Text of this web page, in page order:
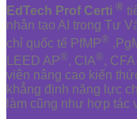
EdTech Prof Certi ®
nhân tạo AI trong Tư
chỉ quốc tế PfMP®
LEED AP®, CIA®,
viên nâng cao kiến
khẳng định năng lực
làm cũng như hợp tác